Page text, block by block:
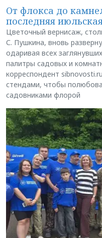
От флокса до
последняя
Цветочный вернисаж,
С. Пушкина, вновь
одаривая всех
палитры садовых и
корреспондент
стендами, чтобы
садовниками флорой